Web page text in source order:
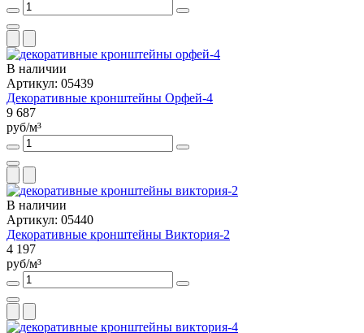
В наличии
Артикул: 05439
Декоративные кронштейны Орфей-4
9 687
руб/м³
В наличии
Артикул: 05440
Декоративные кронштейны Виктория-2
4 197
руб/м³